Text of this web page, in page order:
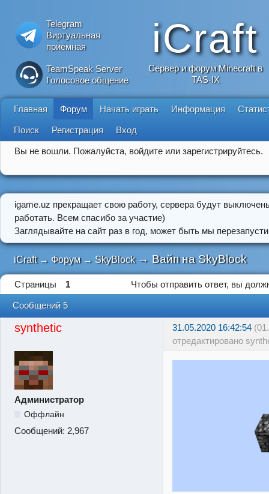
Telegram
Виртуальная
приёмная
TeamSpeak Server
Голосовое общение
iCraft
Сервер и форум Minecraft в
TAS-IX
Главная Форум Начать играть Информация
Поиск Регистрация Вход
Вы не вошли. Пожалуйста, войдите или зарегистрируйтесь.
igame.uz прекращает свою работу, сервера будут
работать. Всем спасибо за участие)
Заглядывайте на сайт раз в год, может быть мы
iCraft → Форум → SkyBlock → Вайп на SkyBlock
Страницы 1 Чтобы отправить ответ, вы
Сообщений 5
synthetic 31.05.2020 16:42:54
отредактировано
Администратор
Оффлайн
Сообщений: 2,967